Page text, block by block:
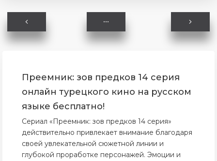
Преемник: зов предков 14 серия
онлайн турецкого кино на русском
языке бесплатно!
Сериал «Преемник: зов предков 14 серия»
действительно привлекает внимание благодаря
своей увлекательной сюжетной линии и
глубокой проработке персонажей. Эмоции и